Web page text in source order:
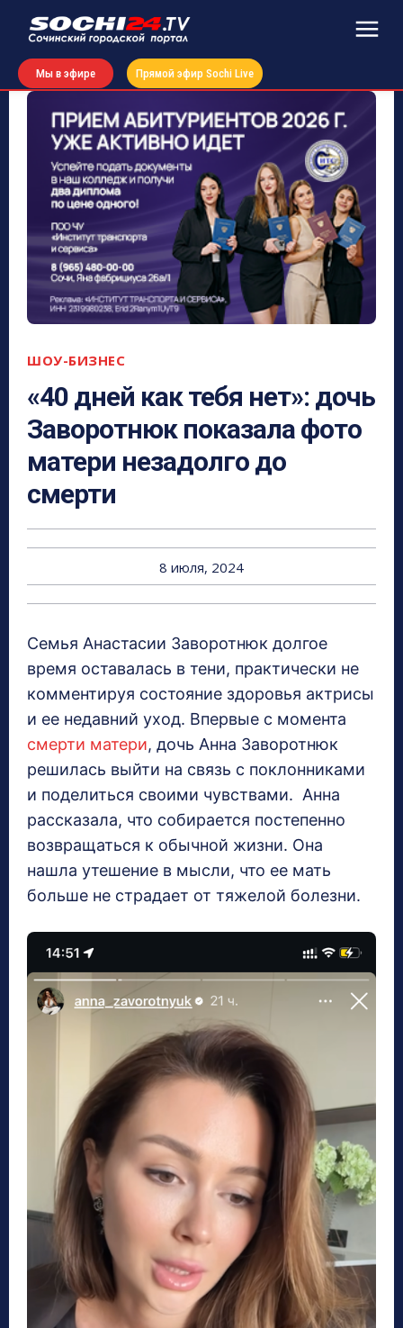
Мы в эфире Прямой эфир Sochi Live
ШОУ-БИЗНЕС
«40 дней как тебя нет»: дочь
Заворотнюк показала фото
матери незадолго до
смерти
8 июля, 2024
Семья Анастасии Заворотнюк долгое
время оставалась в тени, практически не
комментируя состояние здоровья актрисы
и ее недавний уход. Впервые с момента
смерти матери, дочь Анна Заворотнюк
решилась выйти на связь с поклонниками
и поделиться своими чувствами. Анна
рассказала, что собирается постепенно
возвращаться к обычной жизни. Она
нашла утешение в мысли, что ее мать
больше не страдает от тяжелой болезни.